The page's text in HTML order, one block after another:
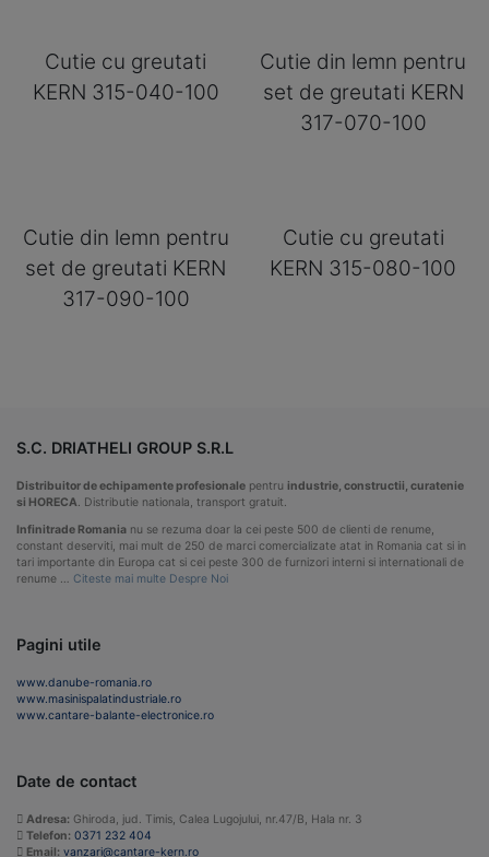
Cutie cu greutati
KERN 315-040-100
Cutie din lemn pentru
set de greutati KERN
317-070-100
Cutie din lemn pentru
set de greutati KERN
317-090-100
Cutie cu greutati
KERN 315-080-100
S.C. DRIATHELI GROUP S.R.L
Distribuitor de echipamente profesionale pentru industrie, constructii, curatenie
si HORECA. Distributie nationala, transport gratuit.
Infinitrade Romania nu se rezuma doar la cei peste 500 de clienti de renume,
constant deserviti, mai mult de 250 de marci comercializate atat in Romania cat si in
tari importante din Europa cat si cei peste 300 de furnizori interni si internationali de
renume … Citeste mai multe Despre Noi
Pagini utile
www.danube-romania.ro
www.masinispalatindustriale.ro
www.cantare-balante-electronice.ro
Date de contact
Adresa: Ghiroda, jud. Timis, Calea Lugojului, nr.47/B, Hala nr. 3
Telefon: 0371 232 404
Email: vanzari@cantare-kern.ro